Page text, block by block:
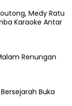
Medy Ratu
Karaoke Antar
Renungan
Buka